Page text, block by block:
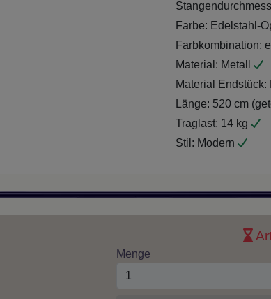
Farbe: Edelstahl-
Farbkombination:
Material: Metall
Material Endstück:
Länge: 520 cm
Traglast: 14 kg
Stil: Modern
Menge